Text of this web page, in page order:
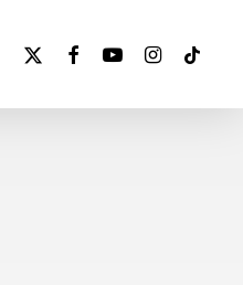
x-
facebookyoutubeinstagram
tiktok